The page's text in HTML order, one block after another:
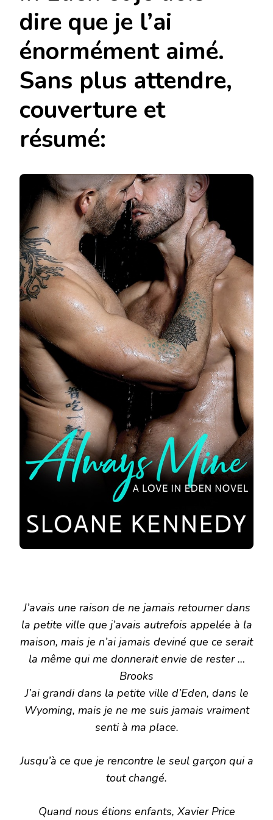
dire que je l’ai
énormément aimé.
Sans plus attendre,
couverture et
résumé:
J’avais une raison de ne jamais retourner dans
la petite ville que j’avais autrefois appelée à la
maison, mais je n’ai jamais deviné que ce serait
la même qui me donnerait envie de rester …
Brooks
J’ai grandi dans la petite ville d’Eden, dans le
Wyoming, mais je ne me suis jamais vraiment
senti à ma place.
Jusqu’à ce que je rencontre le seul garçon qui a
tout changé.
Quand nous étions enfants, Xavier Price